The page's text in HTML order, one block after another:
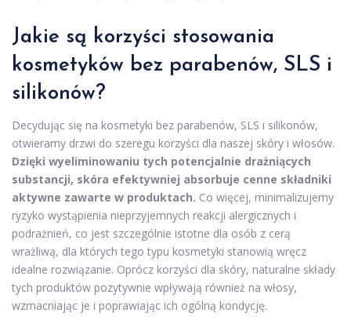
Jakie są korzyści stosowania
kosmetyków bez parabenów, SLS i
silikonów?
Decydując się na kosmetyki bez parabenów, SLS i silikonów,
otwieramy drzwi do szeregu korzyści dla naszej skóry i włosów.
Dzięki wyeliminowaniu tych potencjalnie drażniących
substancji, skóra efektywniej absorbuje cenne składniki
aktywne zawarte w produktach. Co więcej, minimalizujemy
ryzyko wystąpienia nieprzyjemnych reakcji alergicznych i
podrażnień, co jest szczególnie istotne dla osób z cerą
wrażliwą, dla których tego typu kosmetyki stanowią wręcz
idealne rozwiązanie. Oprócz korzyści dla skóry, naturalne składy
tych produktów pozytywnie wpływają również na włosy,
wzmacniając je i poprawiając ich ogólną kondycję.